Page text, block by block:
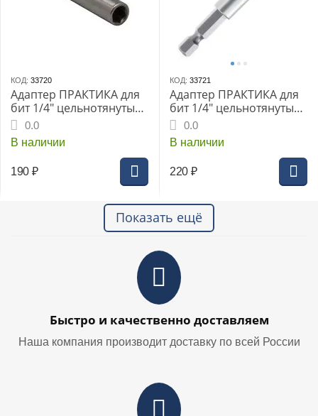
КОД: 33720
Адаптер ПРАКТИКА для
бит 1/4" цельнотянутый
60мм магнитный
(блистер) (036-605)
0.0
В наличии
190 ₽
КОД: 33721
Адаптер ПРАКТИКА для
бит 1/4" цельнотянутый
75мм магнитный
(блистер) (773-064)
0.0
В наличии
220 ₽
Показать ещё
Быстро и качественно доставляем
Наша компания производит доставку по всей России